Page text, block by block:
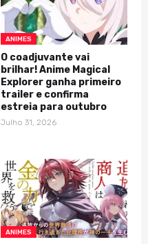
ANIMES
O coadjuvante vai
brilhar! Anime Magical
Explorer ganha primeiro
trailer e confirma
estreia para outubro
Julho 31, 2026
ANIMES